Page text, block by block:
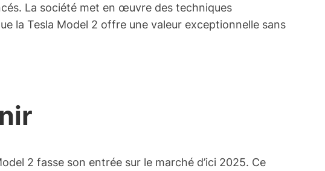
La société met en œuvre des techniques
la Tesla Model 2 offre une valeur exceptionnelle sans
2 fasse son entrée sur le marché d’ici 2025. Ce